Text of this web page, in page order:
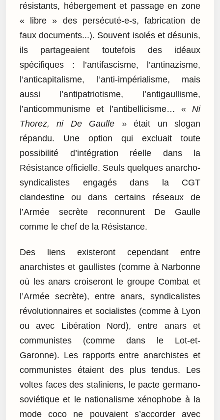
résistants, hébergement et passage en zone
« libre » des persécuté-e-s, fabrication de
faux documents...). Souvent isolés et désunis,
ils partageaient toutefois des idéaux
spécifiques : l’antifascisme, l’antinazisme,
l’anticapitalisme, l’anti-impérialisme, mais
aussi l’antipatriotisme, l’antigaullisme,
l’anticommunisme et l’antibellicisme… « Ni
Thorez, ni De Gaulle » était un slogan
répandu. Une option qui excluait toute
possibilité d’intégration réelle dans la
Résistance officielle. Seuls quelques anarcho-
syndicalistes engagés dans la CGT
clandestine ou dans certains réseaux de
l’Armée secrète reconnurent De Gaulle
comme le chef de la Résistance.
Des liens existeront cependant entre
anarchistes et gaullistes (comme à Narbonne
où les anars croiseront le groupe Combat et
l’Armée secrète), entre anars, syndicalistes
révolutionnaires et socialistes (comme à Lyon
ou avec Libération Nord), entre anars et
communistes (comme dans le Lot-et-
Garonne). Les rapports entre anarchistes et
communistes étaient des plus tendus. Les
voltes faces des staliniens, le pacte germano-
soviétique et le nationalisme xénophobe à la
mode coco ne pouvaient s’accorder avec